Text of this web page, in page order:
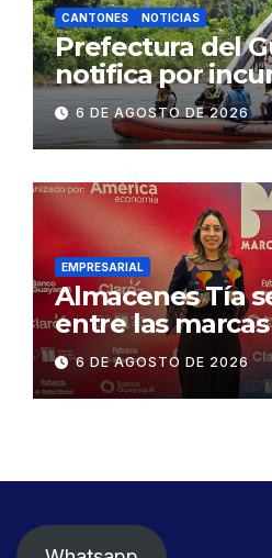
CANTONES NOTICIAS
Prefectura del
notifica por
contractual a la
Concesionaria
exige celeridad
desmontaje del
Gonzalo Icaza
Daule
6 DE AGOSTO DE 2026
EMPRESARIAL
Almacenes Tía
entre las
influyentes del
6 DE AGOSTO DE 2026